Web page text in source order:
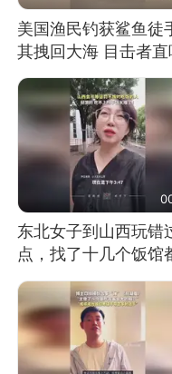
美国渔民钓获鲨鱼徒
其拽回大海 目击者直
震惊 （视频来源：
消息）
东北女子到山西玩错
点，找了十几个饭馆
开门：午休到几点